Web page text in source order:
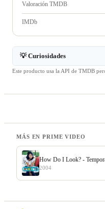
Valoración TMDB
IMDb
💡 Curiosidades
Este producto usa la API de TMDB
MÁS EN PRIME VIDEO
How Do I Look? -
2004